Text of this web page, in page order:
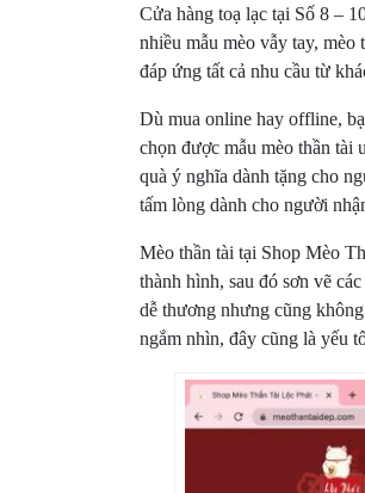
Cửa hàng toạ lạc tại Số 8 –
nhiều mẫu mèo vẫy tay, mèo
đáp ứng tất cả nhu cầu từ
Dù mua online hay offline,
chọn được mẫu mèo thần
quà ý nghĩa dành tặng cho
tấm lòng dành cho người
Mèo thần tài tại Shop Mèo
thành hình, sau đó sơn vẽ
dễ thương nhưng cũng
ngắm nhìn, đây cũng là yếu